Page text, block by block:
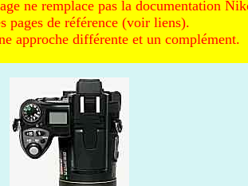
ne remplace pas la documentation
pages de référence (voir liens).
approche différente et un complément.